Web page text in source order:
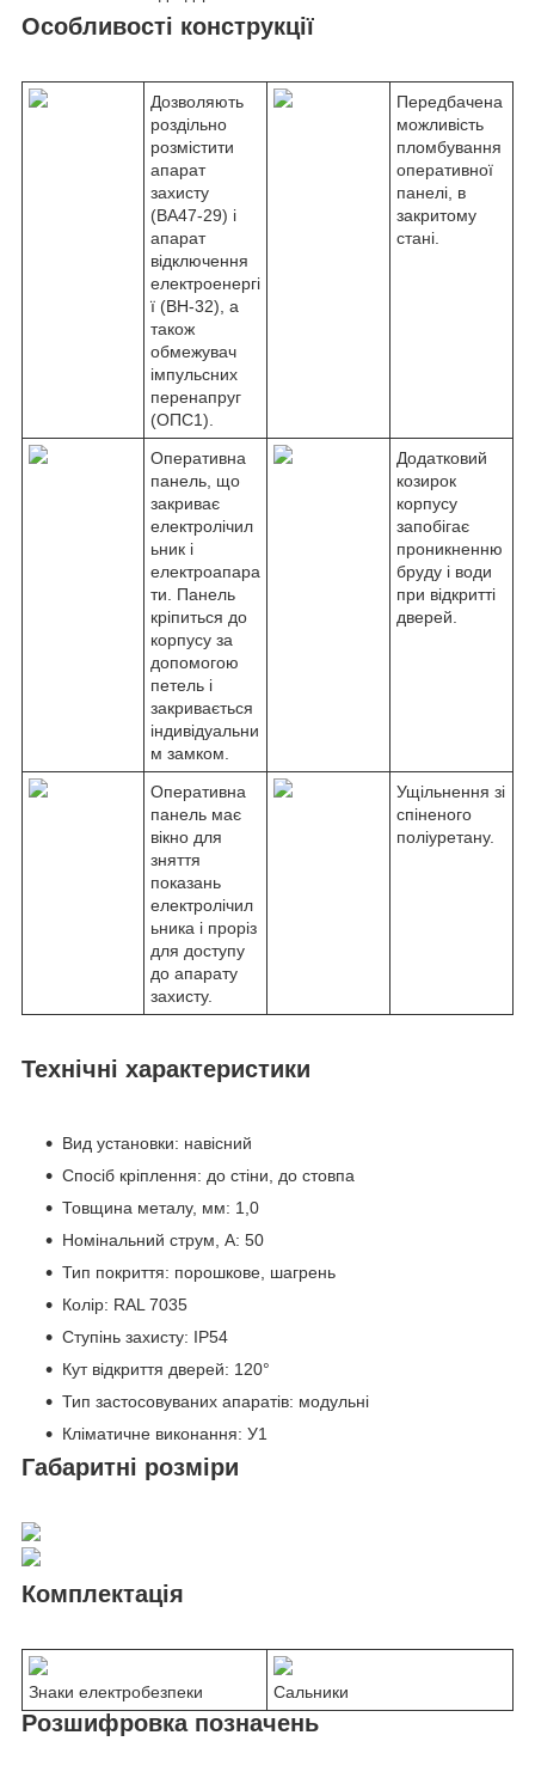
Особливості конструкції
Дозволяють
роздільно
розмістити
апарат
захисту
(ВА47-29) і
апарат
відключення
електроенергі
ї (ВН-32), а
також
обмежувач
імпульсних
перенапруг
(ОПС1).
Передбачена
можливість
пломбування
оперативної
панелі, в
закритому
стані.
Оперативна
панель, що
закриває
електролічил
ьник і
електроапара
ти. Панель
кріпиться до
корпусу за
допомогою
петель і
закривається
індивідуальни
м замком.
Додатковий
козирок
корпусу
запобігає
проникненню
бруду і води
при відкритті
дверей.
Оперативна
панель має
вікно для
зняття
показань
електролічил
ьника і проріз
для доступу
до апарату
захисту.
Ущільнення зі
спіненого
поліуретану.
Технічні характеристики
Вид установки: навісний
Спосіб кріплення: до стіни, до стовпа
Товщина металу, мм: 1,0
Номінальний струм, А: 50
Тип покриття: порошкове, шагрень
Колір: RAL 7035
Ступінь захисту: IP54
Кут відкриття дверей: 120°
Тип застосовуваних апаратів: модульні
Кліматичне виконання: У1
Габаритні розміри
Комплектація
Знаки електробезпеки Сальники
Розшифровка позначень